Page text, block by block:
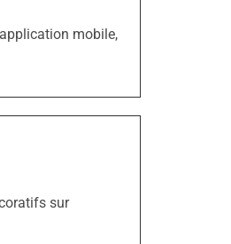
mobile,
sur